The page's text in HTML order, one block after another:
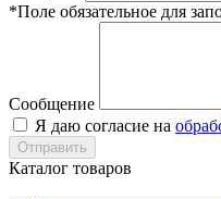
*Поле обязательное для
Сообщение
Я даю согласие на
Каталог товаров